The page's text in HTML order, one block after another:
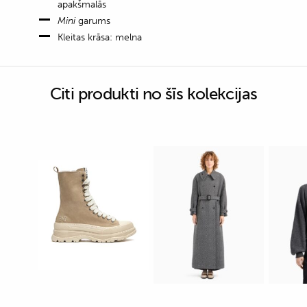
apakšmalās
Minigarums
Kleitas krāsa: melna
Citi produkti no šīs kolekcijas